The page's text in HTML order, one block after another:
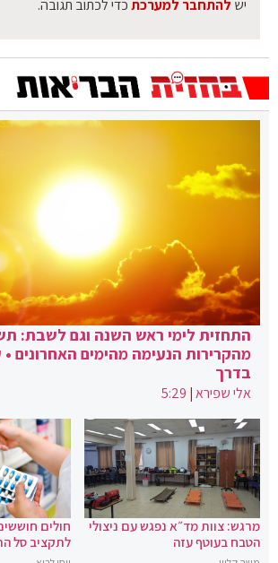
יש להתחבר למערכתכדי לכתוב תגובה.
התחזית לימי ראש השנה וגם לשבת:
מהקרירות הנעימה מהימים האחרונים
בדרך
אלי שפירא|
5:29
מרגש: צוות מד״א נפגש עם ניצולי
הטבח בעוטף עזה
חולים
לתקציב סל